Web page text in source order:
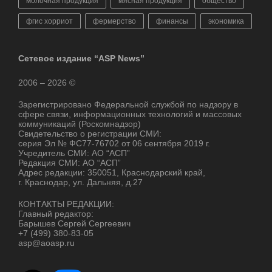
фгис хорриот фермерство финансы экономика
Сетевое издание “ASP News”
2006 – 2026 ©
Зарегистрировано Федеральной службой по надзору в
сфере связи, информационных технологий и массовых
коммуникаций (Роскомнадзор)
Свидетельство о регистрации СМИ:
серия Эл № ФС77-76702 от 06 сентября 2019 г.
Учредитель СМИ: АО “АСП”
Редакция СМИ: АО “АСП”
Адрес редакции: 350051, Краснодарский край,
г. Краснодар, ул. Дальняя, д.27
КОНТАКТЫ РЕДАКЦИИ:
Главный редактор:
Барышев Сергей Сергеевич
+7 (499) 380-83-05
asp@aoasp.ru